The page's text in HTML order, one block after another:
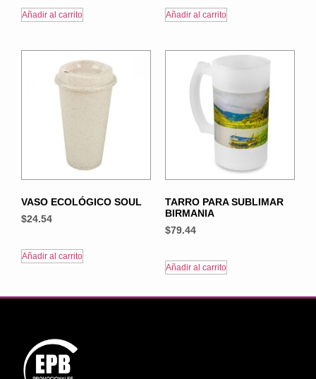
Añadir al carrito Añadir al carrito
VASO ECOLÓGICO SOUL
$24.54
Añadir al carrito
TARRO PARA SUBLIMAR
BIRMANIA
$79.44
Añadir al carrito